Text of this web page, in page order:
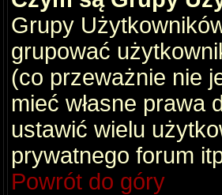
Grupy
grupować
(co przeważnie nie
mieć własne prawa
ustawić wielu
prywatnego forum
Powrót do góry